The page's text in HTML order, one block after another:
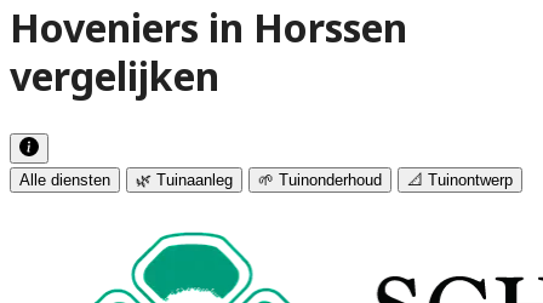
Hoveniers in Horssen
vergelijken
Alle diensten 🌿 Tuinaanleg 🌱 Tuinonderhoud 📐 Tuinontwerp